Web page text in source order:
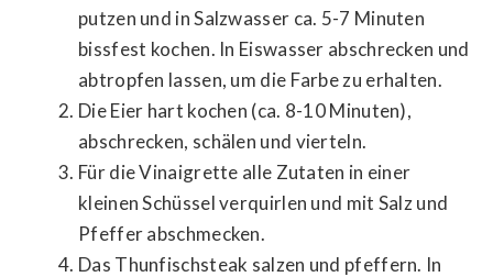
putzen und in Salzwasser ca. 5-7 Minuten
bissfest kochen. In Eiswasser abschrecken und
abtropfen lassen, um die Farbe zu erhalten.
Die Eier hart kochen (ca. 8-10 Minuten),
abschrecken, schälen und vierteln.
Für die Vinaigrette alle Zutaten in einer
kleinen Schüssel verquirlen und mit Salz und
Pfeffer abschmecken.
Das Thunfischsteak salzen und pfeffern. In